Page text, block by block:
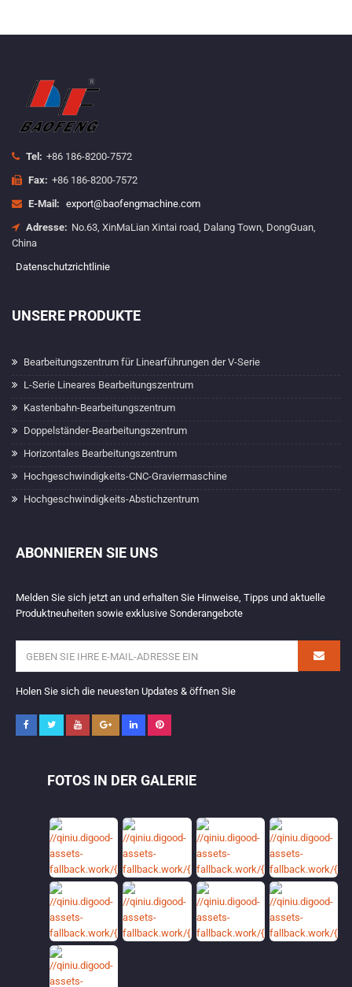
Tel: +86 186-8200-7572
Fax: +86 186-8200-7572
E-Mail: export@baofengmachine.com
Adresse: No.63, XinMaLian Xintai road, Dalang Town, DongGuan,
China
Datenschutzrichtlinie
UNSERE PRODUKTE
Bearbeitungszentrum für Linearführungen der V-Serie
L-Serie Lineares Bearbeitungszentrum
Kastenbahn-Bearbeitungszentrum
Doppelständer-Bearbeitungszentrum
Horizontales Bearbeitungszentrum
Hochgeschwindigkeits-CNC-Graviermaschine
Hochgeschwindigkeits-Abstichzentrum
ABONNIEREN SIE UNS
Melden Sie sich jetzt an und erhalten Sie Hinweise, Tipps und aktuelle
Produktneuheiten sowie exklusive Sonderangebote
Holen Sie sich die neuesten Updates & öffnen Sie
FOTOS IN DER GALERIE